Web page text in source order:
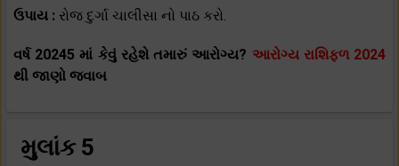
ઉપાય : રોજ દુર્ગા ચાલીસા નો પાઠ કરો.
વર્ષ 20245 માં કેવું રહેશે તમારું આરોગ્ય? આરોગ્ય રાશિફળ 2024
થી જાણો જવાબ
મુલાંક 5